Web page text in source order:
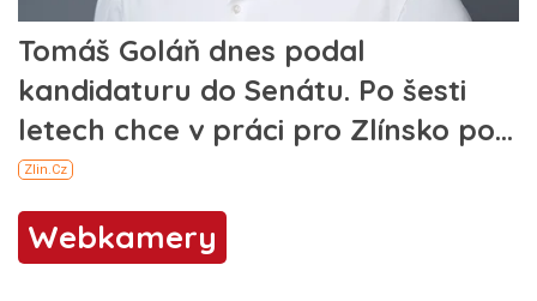
Webkamery